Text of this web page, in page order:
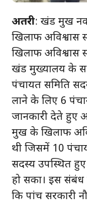
अतरी: प्रखंड
खिलाफ अविश्वास
खिलाफ अविश्वास
प्रखंड मुख्यालय के
पंचायत समिति
लाने के लिए 6
जानकारी देते हुए
प्रमुख के खिलाफ
थी जिसमें 10
सदस्य उपस्थित हुए
हो सका। इस संबंध
कि पांच सरकारी